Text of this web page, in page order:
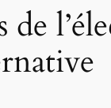
de